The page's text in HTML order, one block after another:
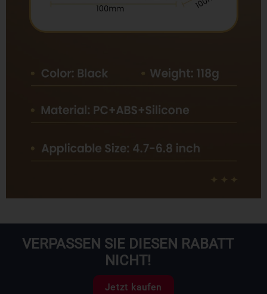
VERPASSEN SIE DIESEN RABATT
NICHT!
Jetzt kaufen